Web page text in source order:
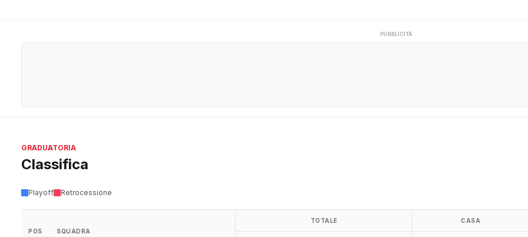
PUBBLICITÀ
GRADUATORIA
Classifica
Playoff Retrocessione
POS SQUADRA
TOTALE CASA